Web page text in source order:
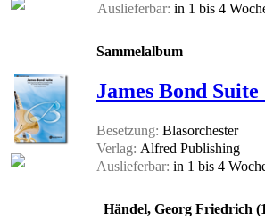
Auslieferbar: in 1 bis 4
Sammelalbum
James Bond
Besetzung: Blasorchester
Verlag: Alfred Publishing
Auslieferbar: in 1 bis 4
Händel, Georg Friedrich